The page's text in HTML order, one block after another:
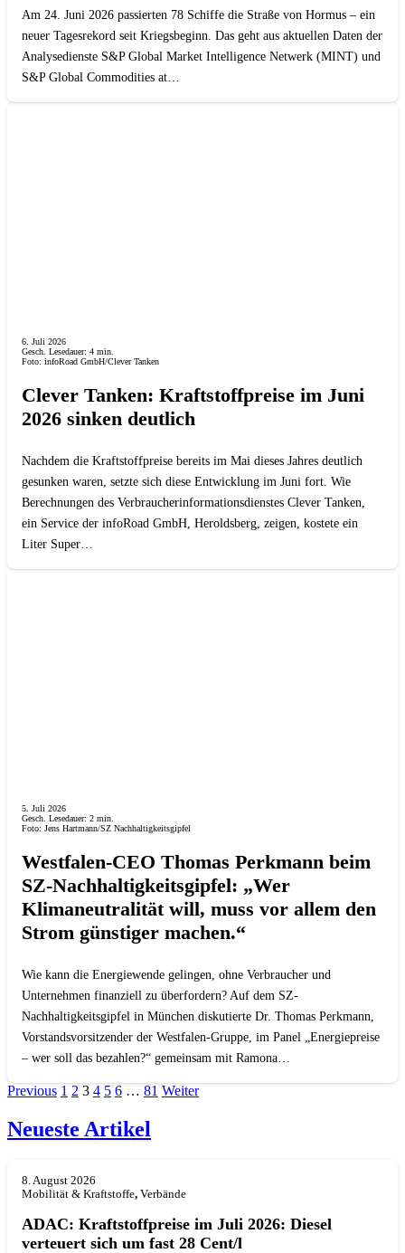
Am 24. Juni 2026 passierten 78 Schiffe die Straße von Hormus – ein
neuer Tagesrekord seit Kriegsbeginn. Das geht aus aktuellen Daten der
Analysedienste S&P Global Market Intelligence Netwerk (MINT) und
S&P Global Commodities at…
6. Juli 2026
Gesch. Lesedauer: 4 min.
Foto: infoRoad GmbH/Clever Tanken
Clever Tanken: Kraftstoffpreise im Juni
2026 sinken deutlich
Nachdem die Kraftstoffpreise bereits im Mai dieses Jahres deutlich
gesunken waren, setzte sich diese Entwicklung im Juni fort. Wie
Berechnungen des Verbraucherinformationsdienstes Clever Tanken,
ein Service der infoRoad GmbH, Heroldsberg, zeigen, kostete ein
Liter Super…
5. Juli 2026
Gesch. Lesedauer: 2 min.
Foto: Jens Hartmann/SZ Nachhaltigkeitsgipfel
Westfalen-CEO Thomas Perkmann beim
SZ-Nachhaltigkeitsgipfel: „Wer
Klimaneutralität will, muss vor allem den
Strom günstiger machen.“
Wie kann die Energiewende gelingen, ohne Verbraucher und
Unternehmen finanziell zu überfordern? Auf dem SZ-
Nachhaltigkeitsgipfel in München diskutierte Dr. Thomas Perkmann,
Vorstandsvorsitzender der Westfalen-Gruppe, im Panel „Energiepreise
– wer soll das bezahlen?“ gemeinsam mit Ramona…
Previous 1 2 3 4 5 6 … 81 Weiter
Neueste Artikel
8. August 2026
Mobilität & Kraftstoffe, Verbände
ADAC: Kraftstoffpreise im Juli 2026: Diesel
verteuert sich um fast 28 Cent/l